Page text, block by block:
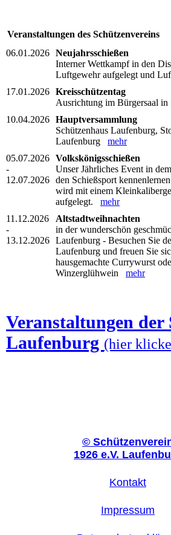
Veranstaltungen des Schützenvereins
06.01.2026 Neujahrsschießen
Interner Wettkampf in den
Luftgewehr aufgelegt und
17.01.2026 Kreisschützentag
Ausrichtung im Bürgersaal
10.04.2026 Hauptversammlung
Schützenhaus Laufenburg,
Laufenburg mehr
05.07.2026
-
12.07.2026
Volkskönigsschießen
Unser Jährliches Event in
den Schießsport
wird mit einem
aufgelegt. mehr
11.12.2026
-
13.12.2026
Altstadtweihnachten
in der wunderschön
Laufenburg - Besuchen Sie
Laufenburg und freuen Sie
hausgemachte Currywurst
Winzerglühwein mehr
Veranstaltungen der
Laufenburg (hier
©
1926 e.V.
Kontakt
Impressum